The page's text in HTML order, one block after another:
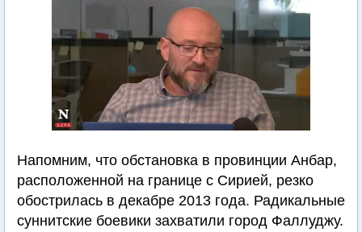
Напомним, что обстановка в провинции Анбар,
расположенной на границе с Сирией, резко
обострилась в декабре 2013 года. Радикальные
суннитские боевики захватили город Фаллуджу.